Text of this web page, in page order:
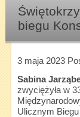
biegu
3 maja 2023
Sabina
zwyciężyła w
Ulicznym